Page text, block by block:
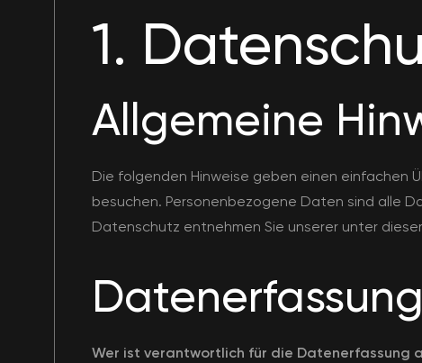
1.
Allgemeine
Die folgenden Hinweise geben einen einfachen
besuchen. Personenbezogene Daten sind alle
Datenschutz entnehmen Sie unserer unter
Wer ist verantwortlich für die Datenerfassung